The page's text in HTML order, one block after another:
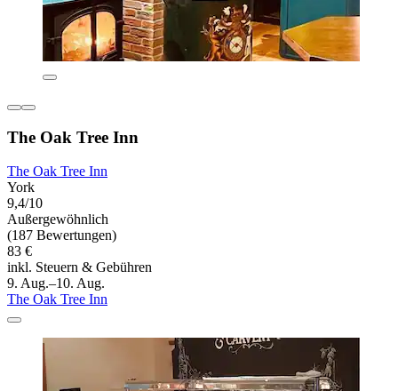
The Oak Tree Inn
The Oak Tree Inn
York
9,4/10
Außergewöhnlich
(187 Bewertungen)
83 €
inkl. Steuern & Gebühren
9. Aug.–10. Aug.
The Oak Tree Inn